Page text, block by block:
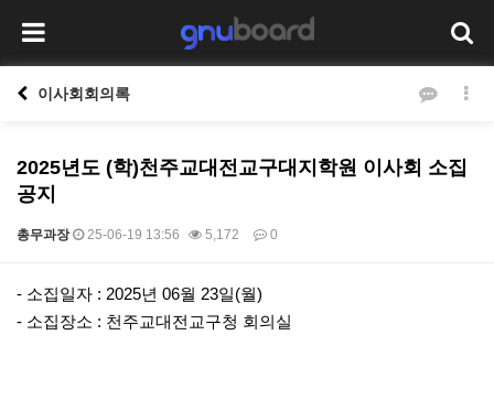
이사회회의록
2025년도 (학)천주교대전교구대지학원 이사회 소집
공지
총무과장 25-06-19 13:56 5,172 0
본문
- 소집일자 : 2025년 06월 23일(월)
- 소집장소 : 천주교대전교구청 회의실